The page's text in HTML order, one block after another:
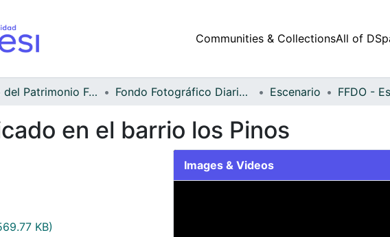
Communities & CollectionsAll of
Archivo del Patrimonio Fotográfico y Fílmico del Valle del Cauca Fondo Fotográfico Diario Occidente Escenario
en el barrio los Pinos
KB)
Images & Videos